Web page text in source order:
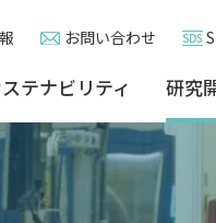
お問い合わせ
テナビリティ 研究